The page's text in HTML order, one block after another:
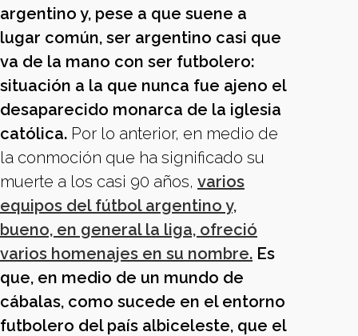
argentino y, pese a que suene a
lugar común, ser argentino casi que
va de la mano con ser futbolero:
situación a la que nunca fue ajeno el
desaparecido monarca de la iglesia
católica. Por lo anterior, en medio de
la conmoción que ha significado su
muerte a los casi 90 años, varios
equipos del fútbol argentino y,
bueno, en general la liga, ofreció
varios homenajes en su nombre. Es
que, en medio de un mundo de
cábalas, como sucede en el entorno
futbolero del país albiceleste, que el